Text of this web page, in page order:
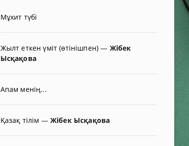
Мұхит түбі
Жылт еткен үміт (өтінішпен)— Жібек
Ысқақова
Апам менің...
Қазақ тілім — Жібек Ысқақова